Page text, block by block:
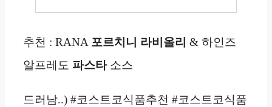
추천 : RANA 포르치니 라비올리 & 하인즈
알프레도 파스타소스
드러남..) #코스트코식품추천 #코스트코식품